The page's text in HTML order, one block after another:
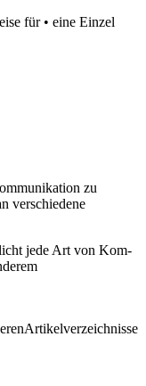
für • eine Einzel
zu
verschiedene
jede Art von Kom-